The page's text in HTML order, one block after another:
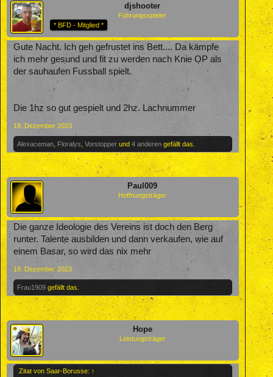
djshooter
Führungsspieler
* BFD - Mitglied *
Gute Nacht. Ich geh gefrustet ins Bett.... Da kämpfe
ich mehr gesund und fit zu werden nach Knie OP als
der sauhaufen Fussball spielt.
Die 1hz so gut gespielt und 2hz. Lachnummer
19. Dezember 2023
Alexaceman Floralys Vorstopper und 4 anderen gefällt das.
Paul009
Hoffnungsträger
Die ganze Ideologie des Vereins ist doch den Berg
runter. Talente ausbilden und dann verkaufen, wie auf
einem Basar, so wird das nix mehr
19. Dezember 2023
Frau1909 gefällt das.
Hope
Leistungsträger
Zitat von Saar-Borusse: ↑